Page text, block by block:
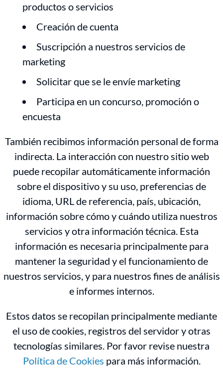
productos o servicios
Creación de cuenta
Suscripción a nuestros servicios de
marketing
Solicitar que se le envíe marketing
Participa en un concurso, promoción o
encuesta
También recibimos información personal de forma
indirecta. La interacción con nuestro sitio web
puede recopilar automáticamente información
sobre el dispositivo y su uso, preferencias de
idioma, URL de referencia, país, ubicación,
información sobre cómo y cuándo utiliza nuestros
servicios y otra información técnica. Esta
información es necesaria principalmente para
mantener la seguridad y el funcionamiento de
nuestros servicios, y para nuestros fines de análisis
e informes internos.
Estos datos se recopilan principalmente mediante
el uso de cookies, registros del servidor y otras
tecnologías similares. Por favor revise nuestra
Política de Cookies para más información.